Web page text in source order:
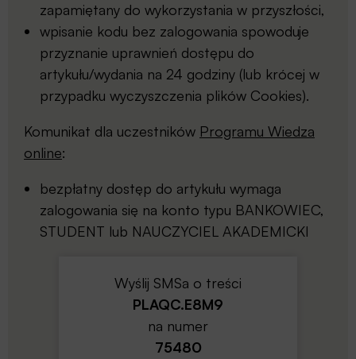
zapamiętany do wykorzystania w przyszłości,
wpisanie kodu bez zalogowania spowoduje
przyznanie uprawnień dostępu do
artykułu/wydania na 24 godziny (lub krócej w
przypadku wyczyszczenia plików Cookies).
Komunikat dla uczestników Programu Wiedza
online:
bezpłatny dostęp do artykułu wymaga
zalogowania się na konto typu BANKOWIEC,
STUDENT lub NAUCZYCIEL AKADEMICKI
Wyślij SMSa o treści
PLAQC.E8M9
na numer
75480